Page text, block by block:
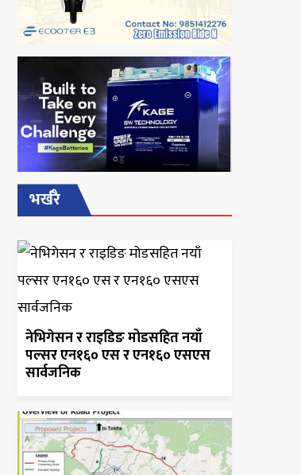
भर्खरै
नेभिगेसन र राइडिङ मोडसहित नयाँ
पल्सर एन१६० एस र एन१६० एसएस
सार्वजनिक